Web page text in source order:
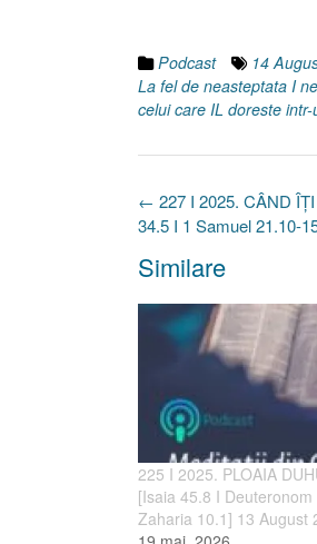
Podcast 14
La fel de neasteptata I
celui care IL doreste
Post
navigation
← 227 I 2025. CÂND
34.5 I 1 Samuel 21.10-
Similare
225 I 2025. PLOAIA
[Isaia 45.8 I
Zaharia 10.1] 13 August